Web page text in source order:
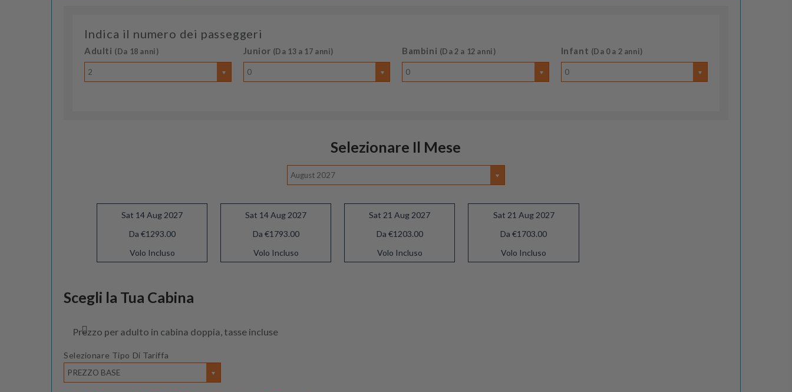
Indica il numero dei passeggeri
Adulti (Da 18 anni)
2
Junior (Da 13 a 17 anni)
0
Bambini (Da 2 a 12 anni)
0
Infant (Da 0 a 2 anni)
0
Selezionare Il Mese
August 2027
Sat 14 Aug 2027
Da €1293.00
Volo Incluso
Sat 14 Aug 2027
Da €1793.00
Volo Incluso
Sat 21 Aug 2027
Da €1203.00
Volo Incluso
Sat 21 Aug 2027
Da €1703.00
Volo Incluso
Da €1133.00
Scegli la Tua Cabina
Prezzo per adulto in cabina doppia, tasse incluse
Selezionare Tipo Di Tariffa
PREZZO BASE